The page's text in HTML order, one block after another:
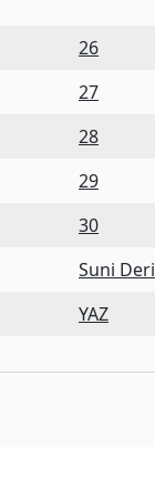
26
27
28
29
30
Suni Deri
YAZ